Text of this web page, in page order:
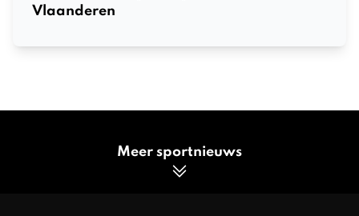
Vlaanderen
Meer sportnieuws